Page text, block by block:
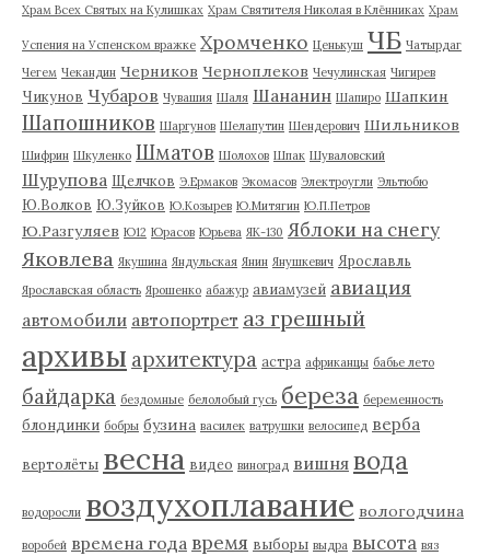
Храм Всех Святых на Кулишках Храм Святителя Николая в Клённиках Храм
Успения на Успенском вражке Хромченко Ценькуш ЧБ Чатырдаг
Чегем Чекандин Черников Черноплеков Чечулинская Чигирев
Чикунов Чубаров Чувашия Шаля Шананин Шапиро Шапкин
Шапошников Шаргунов Шелапутин Шендерович Шильников
Шифрин Шкуленко Шматов Шолохов Шпак Шуваловский
Шурупова Щелчков Э.Ермаков Экомасов Электроугли Эльтюбю
Ю.Волков Ю.Зуйков Ю.Козырев Ю.Митягин Ю.П.Петров
Ю.Разгуляев Ю12 Юрасов Юрьева ЯК-130 Яблоки на снегу
Яковлева Якушина Яндульская Янин Янушкевич Ярославль
Ярославская область Ярошенко абажур авиамузей авиация
автомобили автопортрет аз грешный
архивы архитектура астра африканцы бабье лето
байдарка бездомные белолобый гусь береза беременность
блондинки бобры бузина василек ватрушки велосипед верба
вертолёты весна видео виноград вишня вода
водоросли воздухоплавание вологодчина
воробей времена года время выборы выдра высота вяз